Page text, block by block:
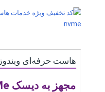
هاست حرفه‌ای ویندوز